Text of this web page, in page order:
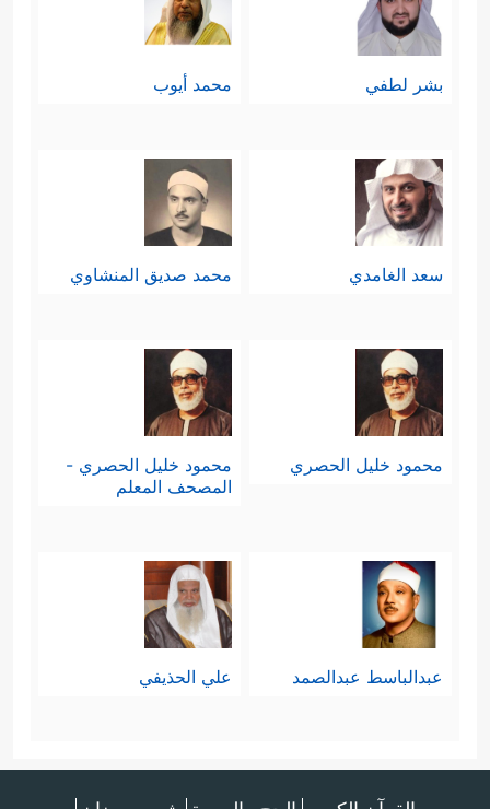
بشر لطفي محمد أيوب
سعد الغامدي محمد صديق المنشاوي
محمود خليل الحصري
محمود خليل الحصري -
المصحف المعلم
عبدالباسط عبدالصمد علي الحذيفي